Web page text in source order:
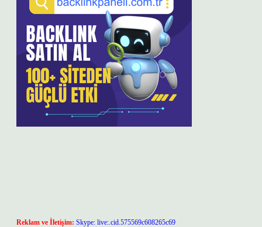
Reklam ve İletişim: Skype: live:.cid.575569c608265c69